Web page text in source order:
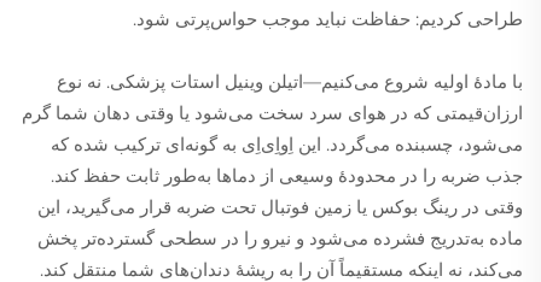
طراحی کردیم: حفاظت نباید موجب حواس‌پرتی شود.
با مادهٔ اولیه شروع می‌کنیم—اتیلن وینیل استات پزشکی. نه نوع
ارزان‌قیمتی که در هوای سرد سخت می‌شود یا وقتی دهان شما گرم
می‌شود، چسبنده می‌گردد. این اِو‌اِی‌اِی به گونه‌ای ترکیب شده که
جذب ضربه را در محدودهٔ وسیعی از دماها به‌طور ثابت حفظ کند.
وقتی در رینگ بوکس یا زمین فوتبال تحت ضربه قرار می‌گیرید، این
ماده به‌تدریج فشرده می‌شود و نیرو را در سطحی گسترده‌تر پخش
می‌کند، نه اینکه مستقیماً آن را به ریشهٔ دندان‌های شما منتقل کند.